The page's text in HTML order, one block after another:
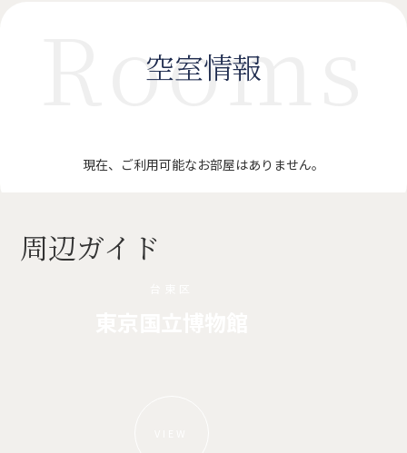
空室情報
Rooms
現在、ご利用可能なお部屋はありません。
周辺ガイド